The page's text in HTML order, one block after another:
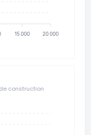
20 000
15 000
construction